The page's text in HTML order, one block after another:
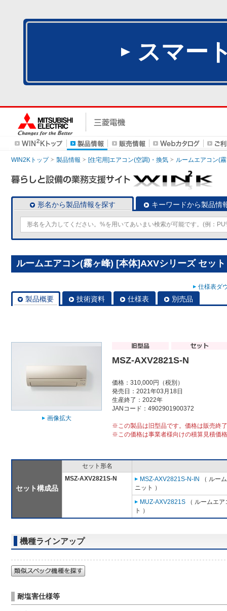
スマー
WIN2Kトップ 製品情報 [住宅用]エアコン(空調)・換気 ルームエアコン(
形名から製品情報を探す キーワードから製品情
ルームエアコン(霧ヶ峰) [本体]AXVシリーズ セッ
仕様表ダ
製品概要 技術資料 仕様表 別売品
画像拡大
MSZ-AXV2821S-N
価格：310,000円（税別）
発売日：2021年03月18日
生産終了：2022年
JANコード：4902901900372
※この製品は旧型品です。価格は販売終
※この価格は事業者様向けの積算見積価
セット構成品
セット形名
MSZ-AXV2821S-N
MSZ-AXV2821S-N-IN
（ ルー
ニット ）
MUZ-AXV2821S （ ルームエ
ト ）
機種ラインアップ
耐塩害仕様等